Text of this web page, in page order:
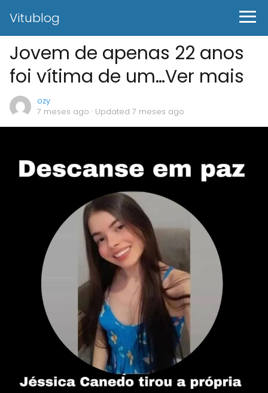
Vitublog
Jovem de apenas 22 anos
foi vítima de um…Ver mais
ozy
7 meses ago · Updated 7 meses ago